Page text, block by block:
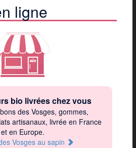
ligne
bio livrées chez vous
des Vosges, gommes,
artisanaux, livrée en France
et en Europe.
Vosges au sapin